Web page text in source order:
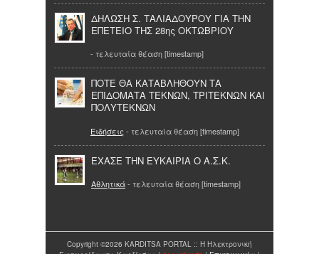
ΔΗΛΩΣΗ Σ. ΤΑΛΙΑΔΟΥΡΟΥ ΓΙΑ ΤΗΝ
ΕΠΕΤΕΙΟ ΤΗΣ 28ης ΟΚΤΩΒΡΙΟΥ
- τελευταία θέαση [timestamp]
ΠΟΤΕ ΘΑ ΚΑΤΑΒΛΗΘΟΥΝ ΤΑ
ΕΠΙΔΟΜΑΤΑ ΤΕΚΝΩΝ, ΤΡΙΤΕΚΝΩΝ ΚΑΙ
ΠΟΛΥΤΕΚΝΩΝ
Ειδήσεις - τελευταία θέαση [timestamp]
ΈΧΑΣΕ ΤΗΝ ΕΥΚΑΙΡΙΑ Ο Α.Σ.Κ.
Αθλητικά- τελευταία θέαση [timestamp]
Copyright ©2026 KARDITSA PORTAL :: Η Ηλεκτρονική